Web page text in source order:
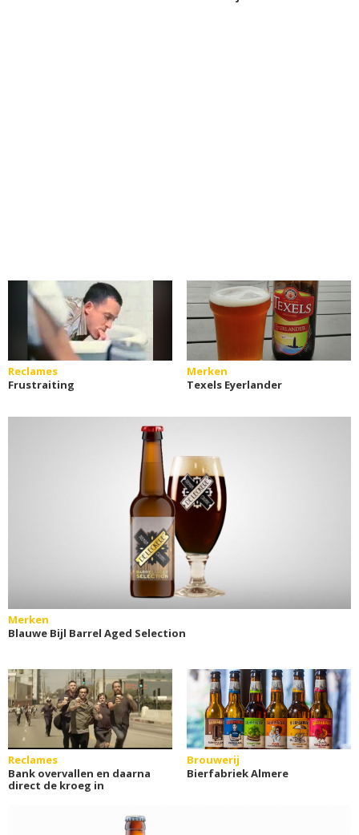
Reclames
Frustraiting
Merken
Texels Eyerlander
Merken
Blauwe Bijl Barrel Aged Selection
Reclames
Bank overvallen en daarna
direct de kroeg in
Brouwerij
Bierfabriek Almere